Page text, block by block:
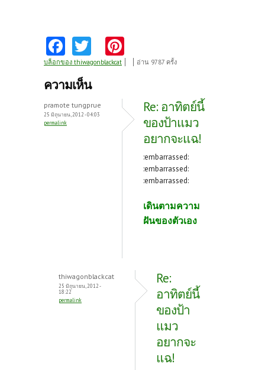
Fa
ce
b
o
o
w
itt
er
nt
t
บล็อกของ thiwagonblackcat อ่าน 9787 ครั้ง
ความเห็น
pramote tungprue
25 มิถุนายน, 2012 - 04:03
permalink
Re: อาทิตย์นี้
ของป้าแมว
อยากจะแฉ!
:embarrassed:
:embarrassed:
:embarrassed:
เดินตามความ
ฝันของตัวเอง
thiwagonblackcat
25 มิถุนายน, 2012 -
18:22
permalink
Re:
อาทิตย์นี้
ของป้า
แมว
อยากจะ
แฉ!